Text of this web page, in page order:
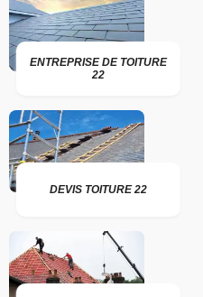
ENTREPRISE DE TOITURE
22
DEVIS TOITURE 22